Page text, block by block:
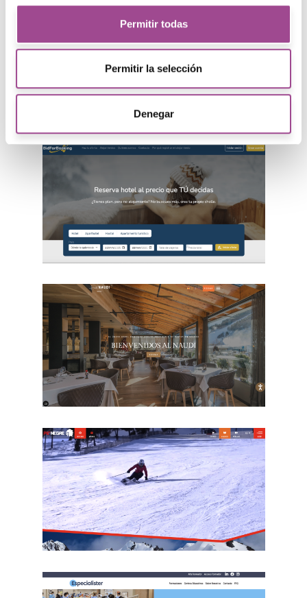
Permitir todas
Permitir la selección
Denegar
medibles, crecimiento sostenido y una
presencia digital que impulsa ventas.
BidForBooking
Hotel Naudi